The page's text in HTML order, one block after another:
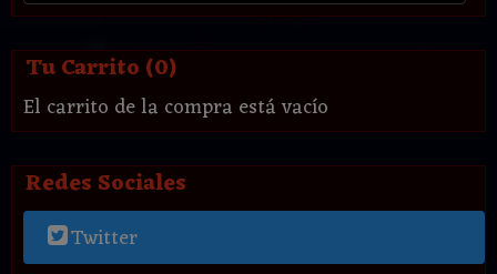
Tu Carrito (0)
El carrito de la compra está vacío
Redes Sociales
Twitter